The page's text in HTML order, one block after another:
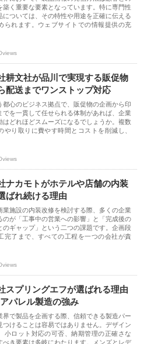
築く重要な要素となっています。特に専門性
については、その特性や用途を正確に伝える
られます。ウェブサイトでの情報提供の充
耕文社が品川で実現する販促物
配送までワンストップ対応
都心のビジネス拠点で、販促物の企画から印
でを一貫して任せられる体制があれば、企業
はどれほどスムーズになるでしょうか。複数
やり取りに費やす時間とコストを削減し、
ナカモトがホテルや店舗の内装
ばれ続ける理由
業施設の内装改修を検討する際、多くの企業
のが「工事中の営業への影響」と「完成後の
のギャップ」という二つの課題です。企画段
完了まで、すべての工程を一つの会社が責
スプリングエフが選ばれる理由
パレル製造の強み
界で製品を企画する際、信頼できる製造パー
つけることは容易ではありません。デザイン
小ロット対応の可否、納期管理の正確さな
べき要素は多岐にわたります。メンズとレデ